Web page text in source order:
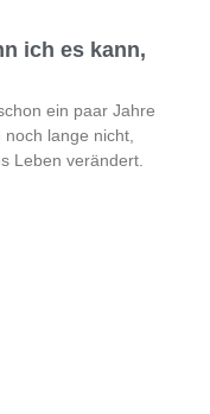
ich es kann,
ein paar Jahre
lange nicht,
Leben verändert.